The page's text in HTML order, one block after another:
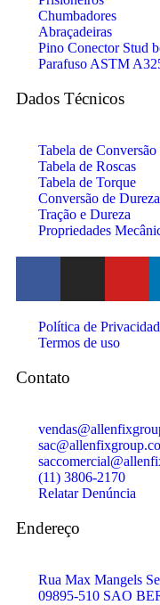
Chumbadores
Abraçadeiras
Pino Conector Stud
Parafuso ASTM
Dados Técnicos
Tabela de
Tabela de Roscas
Tabela de Torque
Conversão de Dureza
Tração e Dureza
Propriedades
Política de
Termos de uso
Contato
(11) 3806-2170
Relatar Denúncia
Endereço
Rua Max Mangels
09895-510 SAO